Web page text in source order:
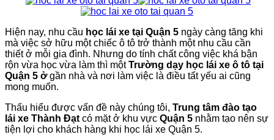
Hiện nay, nhu cầu học lái xe tại Quận 5 ngày càng tăng khi
mà việc sở hữu một chiếc ô tô trở thành một nhu cầu cần
thiết ở mỗi gia đình. Nhưng do tính chất công việc khá bận
rộn vừa học vừa làm thì mộtTrường dạy học lái xe ô tô tại
Quận 5 ởgần nhà và nơi làm việc là điều tất yếu ai cũng
mong muốn.
Thấu hiểu được vấn đề này chúng tôi, Trung tâm đào tạo
lái xe Thành Đạt có mặt ở khu vực Quận 5 nhằm tạo nên sự
tiện lợi cho khách hàng khi học lái xe Quận 5.